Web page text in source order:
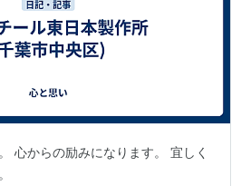
心からの励みになります。 宜しく